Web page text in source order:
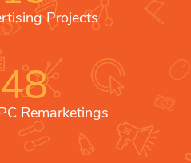
Projects
Remarketings